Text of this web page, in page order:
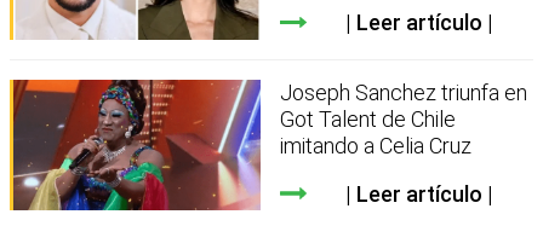
Leer artículo
Joseph Sanchez triunfa en
Got Talent de Chile
imitando a Celia Cruz
Leer artículo